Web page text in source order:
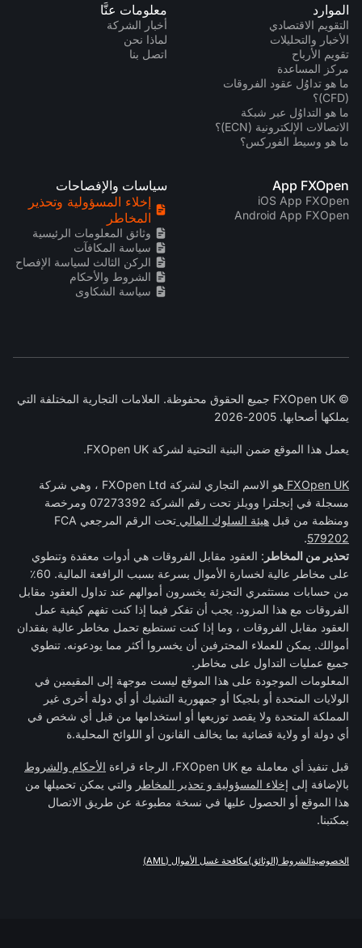
الموارد
التقويم الاقتصادي
الأخبار والتحليلات
تقويم الأرباح
مركز المساعدة
ما هو تداوُل عقود الفروقات
(CFD)؟
ما هو التداوُل عبر شبكة
الاتصالات الإلكترونية (ECN)؟
ما هو وسيط الفوركس؟
معلومات عنَّا
أخبار الشركة
لماذا نحن
اتصل بنا
App FXOpen
iOS App FXOpen
Android App FXOpen
سياسات والإفصاحات
إخلاء المسؤولية وتحذير
المخاطر
وثائق المعلومات الرئيسية
سياسة المكافآت
الركن الثالث لسياسة الإفصاح
الشروط والأحكام
سياسة الشكاوى
© FXOpen UK جميع الحقوق محفوظة. العلامات التجارية المختلفة التي
يملكها أصحابها. 2005-2026
يعمل هذا الموقع ضمن البنية التحتية لشركة FXOpen UK.
FXOpen UK
هو الاسم التجاري لشركة FXOpen Ltd ، وهي شركة
مسجلة في إنجلترا وويلز تحت رقم الشركة 07273392 ومرخصة
ومنظمة من قبل هيئة السلوك المالي تحت الرقم المرجعي FCA
579202
.
تحذير من المخاطر : العقود مقابل الفروقات هي أدوات معقدة وتنطوي
على مخاطر عالية لخسارة الأموال بسرعة بسبب الرافعة المالية. 60٪
من حسابات مستثمري التجزئة يخسرون أموالهم عند تداول العقود مقابل
الفروقات مع هذا المزود. يجب أن تفكر فيما إذا كنت تفهم كيفية عمل
العقود مقابل الفروقات ، وما إذا كنت تستطيع تحمل مخاطر عالية بفقدان
أموالك. يمكن للعملاء المحترفين أن يخسروا أكثر مما يودعونه. تنطوي
جميع عمليات التداول على مخاطر.
المعلومات الموجودة على هذا الموقع ليست موجهة إلى المقيمين في
الولايات المتحدة أو بلجيكا أو جمهورية التشيك أو أي دولة أخرى غير
المملكة المتحدة ولا يقصد توزيعها أو استخدامها من قبل أي شخص في
أي دولة أو ولاية قضائية بما يخالف القانون أو اللوائح المحلية.ة
قبل تنفيذ أي معاملة مع FXOpen UK، الرجاء قراءة
الأحكام والشروط
بالإضافة إلى إخلاء المسؤولية و تحذير المخاطر والتي يمكن تحميلها من
هذا الموقع أو الحصول عليها في نسخة مطبوعة عن طريق الاتصال
بمكتبنا.
الخصوصيةالشروط (الوثائق)مكافحة غسل الأموال (AML)